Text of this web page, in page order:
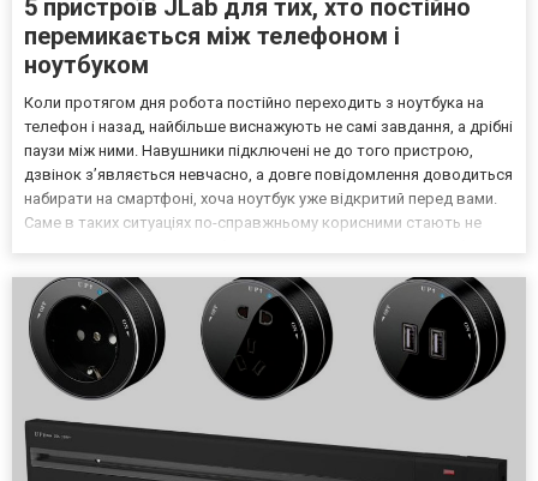
5 пристроїв JLab для тих, хто постійно
перемикається між телефоном і
ноутбуком
Коли протягом дня робота постійно переходить з ноутбука на
телефон і назад, найбільше виснажують не самі завдання, а дрібні
паузи між ними. Навушники підключені не до того пристрою,
дзвінок з’являється невчасно, а довге повідомлення доводиться
набирати на смартфоні, хоча ноутбук уже відкритий перед вами.
Саме в таких ситуаціях по-справжньому корисними стають не